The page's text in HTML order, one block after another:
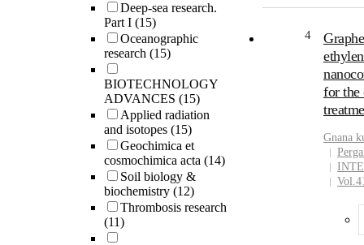
Deep-sea research.
Part I (15)
Oceanographic
research (15)
BIOTECHNOLOGY
ADVANCES (15)
Applied radiation
and isotopes (15)
Geochimica et
cosmochimica acta (14)
Soil biology &
biochemistry (12)
Thrombosis research
(11)
the
this
</P>
4
for the
Gnana